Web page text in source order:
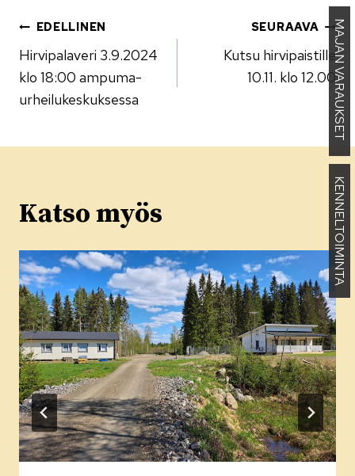
MAJAN VARAUKSET
KENNELTOIMINTA
Artikkelien
selaus
EDELLINEN
Hirvipalaveri 3.9.2024
klo 18:00 ampuma­
urheilu­keskuksessa
SEURAAVA
Kutsu hirvipaistille
10.11. klo 12.00
Katso myös